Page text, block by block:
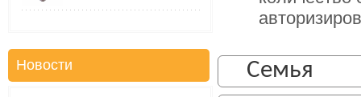
Семья
Новости